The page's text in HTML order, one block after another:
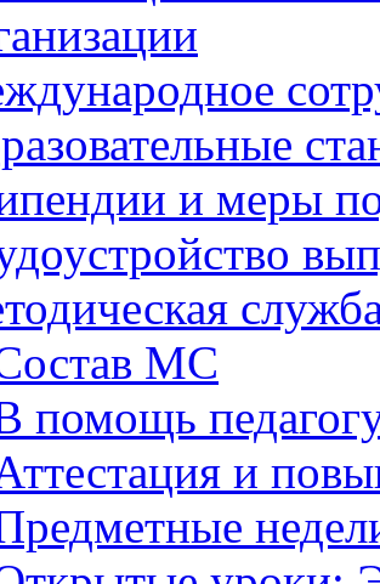
и меры
МС
помощь
и